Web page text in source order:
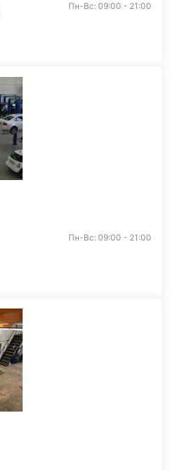
Пн-Вс: 09:00 - 21:00
Пн-Вс: 09:00 - 21:00